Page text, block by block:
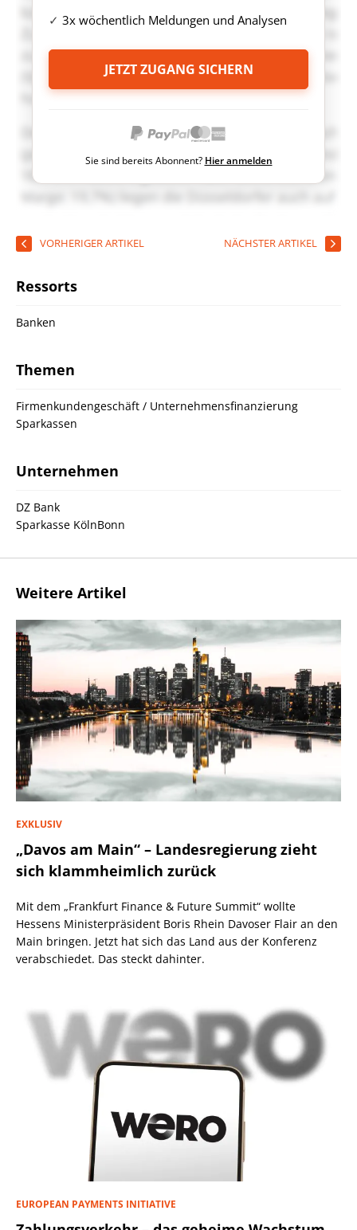
3x wöchentlich Meldungen und Analysen
JETZT ZUGANG SICHERN
Sie sind bereits Abonnent? Hier anmelden
VORHERIGER ARTIKEL NÄCHSTER ARTIKEL
Ressorts
Banken
Themen
Firmenkundengeschäft / Unternehmensfinanzierung
Sparkassen
Unternehmen
DZ Bank
Sparkasse KölnBonn
Weitere Artikel
EXKLUSIV
„Davos am Main“ – Landesregierung zieht
sich klammheimlich zurück
Mit dem „Frankfurt Finance & Future Summit“ wollte
Hessens Ministerpräsident Boris Rhein Davoser Flair an den
Main bringen. Jetzt hat sich das Land aus der Konferenz
verabschiedet. Das steckt dahinter.
EUROPEAN PAYMENTS INITIATIVE